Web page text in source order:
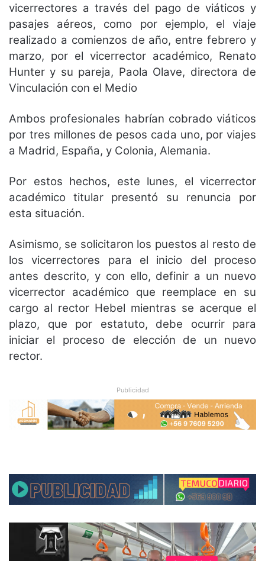
vicerrectores a través del pago de viáticos y
pasajes aéreos, como por ejemplo, el viaje
realizado a comienzos de año, entre febrero y
marzo, por el vicerrector académico, Renato
Hunter y su pareja, Paola Olave, directora de
Vinculación con el Medio
Ambos profesionales habrían cobrado viáticos
por tres millones de pesos cada uno, por viajes
a Madrid, España, y Colonia, Alemania.
Por estos hechos, este lunes, el vicerrector
académico titular presentó su renuncia por
esta situación.
Asimismo, se solicitaron los puestos al resto de
los vicerrectores para el inicio del proceso
antes descrito, y con ello, definir a un nuevo
vicerrector académico que reemplace en su
cargo al rector Hebel mientras se acerque el
plazo, que por estatuto, debe ocurrir para
iniciar el proceso de elección de un nuevo
rector.
Publicidad